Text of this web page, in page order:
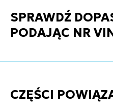
SPRAWDŹ
PODAJĄC NR
CZĘŚCI